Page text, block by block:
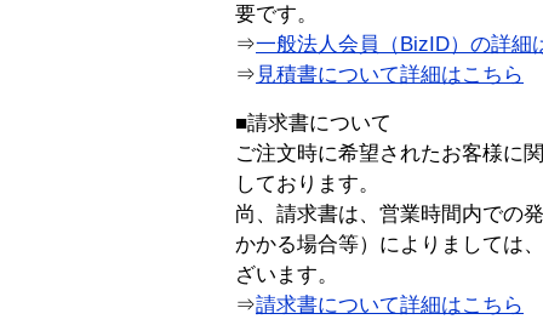
要です。
⇒一般法人会員（BizID）の詳細
⇒ 見積書について詳細はこちら
■請求書について
ご注文時に希望されたお客様に
しております。
尚、請求書は、営業時間内での
かかる場合等）によりましては
ざいます。
⇒請求書について詳細はこちら